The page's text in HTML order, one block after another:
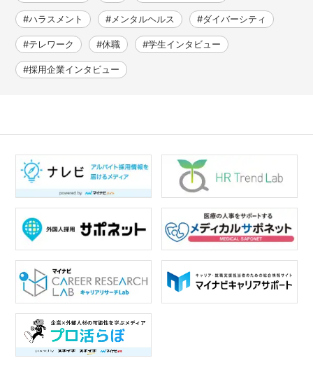
#ハラスメント #メンタルヘルス #ダイバーシティ
#テレワーク #休職 #学生インタビュー
#採用企業インタビュー